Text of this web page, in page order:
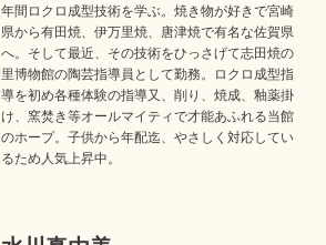
年間ロクロ成型技術を学ぶ。焼き物が好きで宮崎
県から有田焼、伊万里焼、唐津焼で有名な佐賀県
へ。そして最近、その技術をひっさげて志田焼の
里博物館の陶芸指導員として勤務。ロクロ成型指
導を初め各種体験の指導又、削り、焼成、釉薬掛
け、窯焚き等オールマイティで才能あふれる当館
のホープ。子供から年配迄、やさしく対応してい
るため人気上昇中。